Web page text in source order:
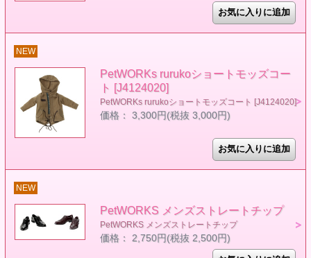
NEW
PetWORKs rurukoショートモッズコー
ト [J4124020]
PetWORKs rurukoショートモッズコート [J4124020]
価格： 3,300円(税抜 3,000円)
NEW
PetWORKS メンズストレートチップ
PetWORKS メンズストレートチップ
価格： 2,750円(税抜 2,500円)